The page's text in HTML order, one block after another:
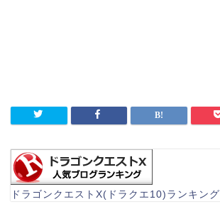
ドラゴンクエストX(ドラクエ10)ランキング